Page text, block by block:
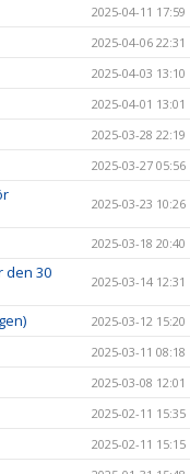
2025-04-11 17:59
2025-04-06 22:31
2025-04-03 13:10
2025-04-01 13:01
2025-03-28 22:19
2025-03-27 05:56
2025-03-23 10:26
2025-03-18 20:40
den 30
2025-03-14 12:31
2025-03-12 15:20
2025-03-11 08:18
2025-03-08 12:01
2025-02-11 15:35
2025-02-11 15:15